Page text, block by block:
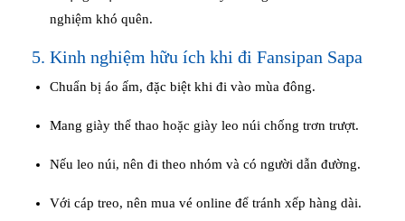
nghiệm khó quên.
5. Kinh nghiệm hữu ích khi đi Fansipan Sapa
Chuẩn bị áo ấm, đặc biệt khi đi vào mùa đông.
Mang giày thể thao hoặc giày leo núi chống trơn trượt.
Nếu leo núi, nên đi theo nhóm và có người dẫn đường.
Với cáp treo, nên mua vé online để tránh xếp hàng dài.